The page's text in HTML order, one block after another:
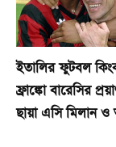
ইতালির ফুটবল
ফ্রাঙ্কো বারেসির
ছায়া এসি মিলান